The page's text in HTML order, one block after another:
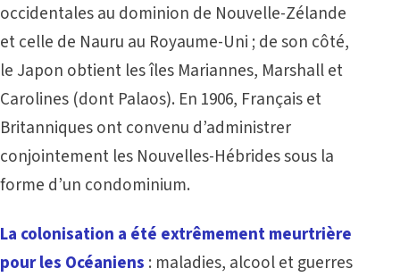
occidentales au dominion de Nouvelle-Zélande
et celle de Nauru au Royaume-Uni ; de son côté,
le Japon obtient les îles Mariannes, Marshall et
Carolines (dont Palaos). En 1906, Français et
Britanniques ont convenu d’administrer
conjointement les Nouvelles-Hébrides sous la
forme d’un condominium.
La colonisation a été extrêmement meurtrière
pour les Océaniens : maladies, alcool et guerres